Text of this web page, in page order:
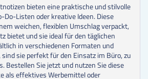
bieten eine praktische und stilvolle
Do-Listen oder kreative Ideen. Diese
weichen, flexiblen Umschlag verpackt,
bietet und sie ideal für den täglichen
in verschiedenen Formaten und
sind sie perfekt für den Einsatz im Büro, zu
Bestellen Sie jetzt und nutzen Sie diese
als effektives Werbemittel oder